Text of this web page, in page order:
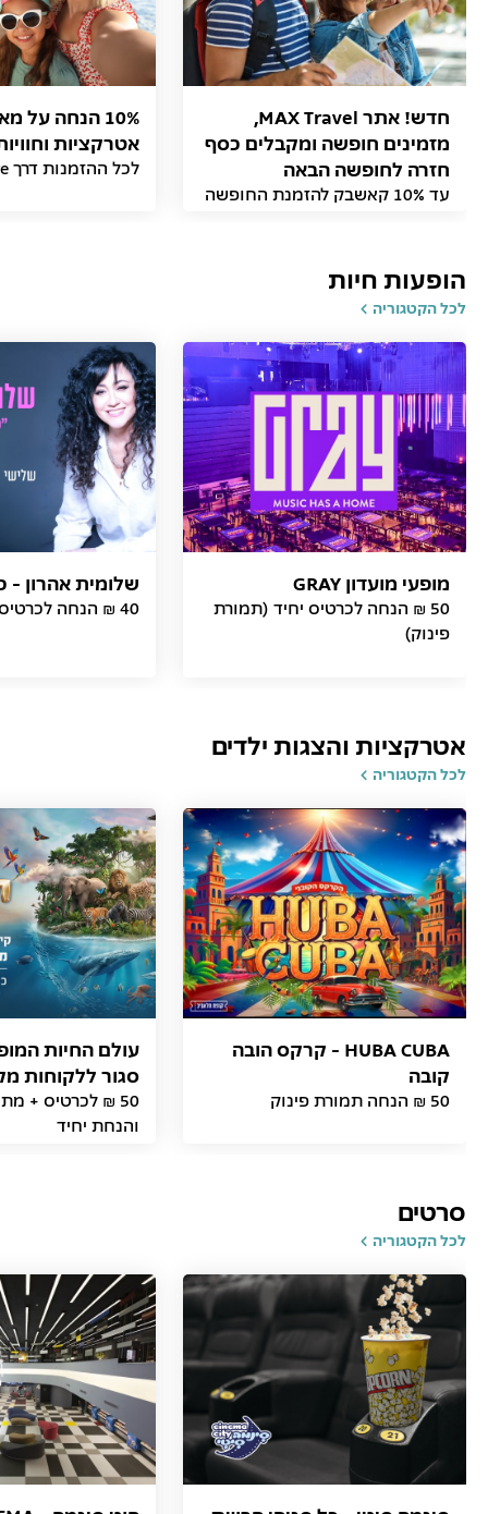
חדש! אתר MAX Travel,
מזמינים חופשה ומקבלים כסף
חזרה לחופשה הבאה
עד 10% קאשבק להזמנת החופשה
10% הנחה על
אטרקציות
לכל ההזמנות דרך MAX Adventure
הופעות חיות
לכל הקטגוריה
מופעי מועדון GRAY
50 ₪ הנחה לכרטיס יחיד (תמורת
פינוק)
שלומית אהרון -
40 ₪ הנחה לכרטיס (תמורת פינוק)
אטרקציות והצגות ילדים
לכל הקטגוריה
HUBA CUBA - קרקס הובה
קובה
50 ₪ הנחה תמורת פינוק
עולם החיות
סגור ללקוחות
50 ₪ לכרטיס +
והנחת יחיד
סרטים
לכל הקטגוריה